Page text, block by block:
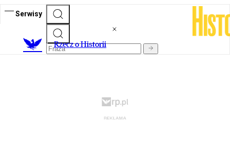
Serwisy
Rzecz o Historii